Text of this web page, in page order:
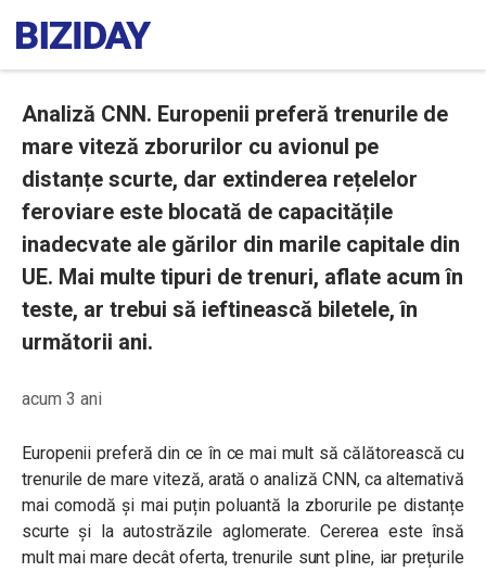
Analiză CNN. Europenii preferă trenurile de
mare viteză zborurilor cu avionul pe
distanțe scurte, dar extinderea rețelelor
feroviare este blocată de capacitățile
inadecvate ale gărilor din marile capitale din
UE. Mai multe tipuri de trenuri, aflate acum în
teste, ar trebui să ieftinească biletele, în
următorii ani.
acum 3 ani
Europenii preferă din ce în ce mai mult să călătorească cu
trenurile de mare viteză, arată o analiză CNN, ca alternativă
mai comodă și mai puțin poluantă la zborurile pe distanțe
scurte și la autostrăzile aglomerate. Cererea este însă
mult mai mare decât oferta, trenurile sunt pline, iar prețurile